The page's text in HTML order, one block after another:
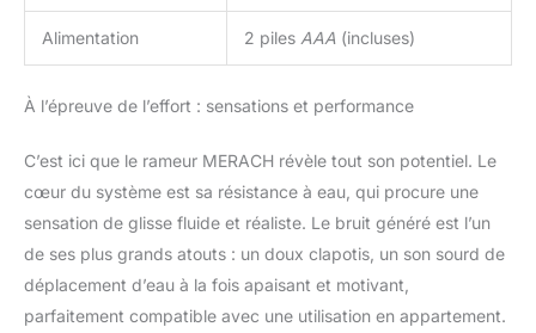
Alimentation 2 piles AAA (incluses)
À l’épreuve de l’effort : sensations et performance
C’est ici que le rameur MERACH révèle tout son potentiel. Le
cœur du système est sa résistance à eau, qui procure une
sensation de glisse fluide et réaliste. Le bruit généré est l’un
de ses plus grands atouts : un doux clapotis, un son sourd de
déplacement d’eau à la fois apaisant et motivant,
parfaitement compatible avec une utilisation en appartement.